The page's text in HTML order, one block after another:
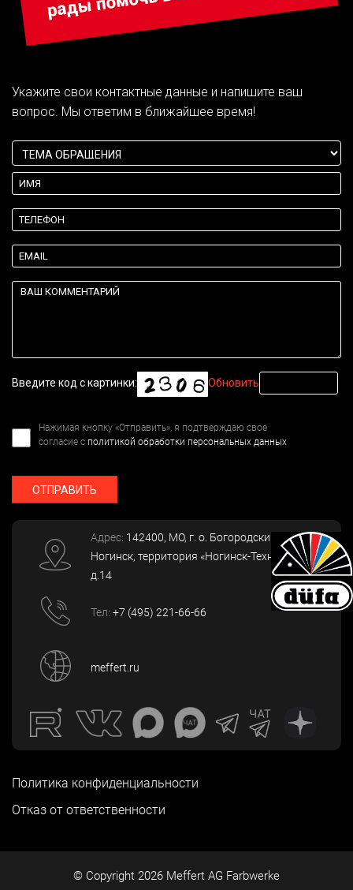
Укажите свои контактные данные и напишите ваш
вопрос. Мы ответим в ближайшее время!
Введите код с картинки: Обновить
Нажимая кнопку «Отправить», я подтверждаю свое
согласие с политикой обработки персональных данных
ОТПРАВИТЬ
Адрес: 142400, МО, г. о. Богородский, г.
Ногинск, территория «Ногинск-Технопарк»,
д.14
Тел: +7 (495) 221-66-66
meffert.ru
Политика конфиденциальности
Отказ от ответственности
© Copyright 2026 Meffert AG Farbwerke